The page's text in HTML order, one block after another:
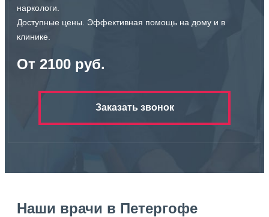
наркологи.
Доступные цены. Эффективная помощь на дому и в
клинике.
От 2100 руб.
Заказать звонок
Наши врачи в Петергофе